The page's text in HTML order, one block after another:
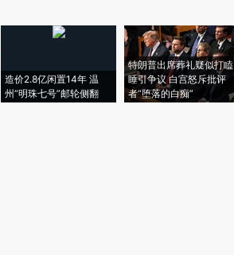
造价2.8亿闲置14年 温
州“明珠七号”邮轮侧翻
特朗普出席葬礼疑似打瞌
睡引争议 白宫怒斥批评
者“堕落的白痴”